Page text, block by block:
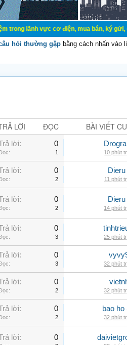
vực cơ điện, mua bán, ký gửi, cho
hỏi thường gặp bằng cách nhấn vào
LỜI ĐỌC BÀI VIẾT
lời: 0
1 10 phút
lời: 0
2 11 phút
lời: 0
2 14 phút
lời: 0
3 25 phút
lời: 0
3 32 phút
lời: 0
2 32 phút
lời: 0
2
bao ho
32 phút
lời: 0